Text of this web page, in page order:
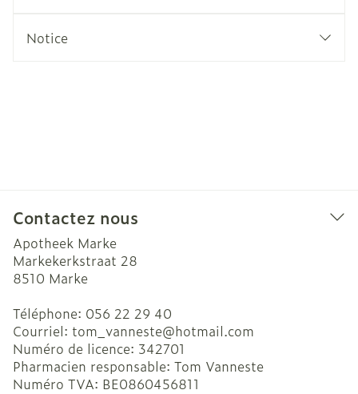
Notice
Contactez nous
Apotheek Marke
Markekerkstraat 28
8510 Marke
Téléphone: 056 22 29 40
Courriel: tom_vanneste@hotmail.com
Numéro de licence: 342701
Pharmacien responsable: Tom Vanneste
Numéro TVA: BE0860456811